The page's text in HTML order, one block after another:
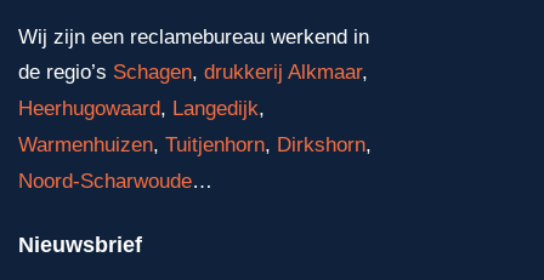
Wij zijn een reclamebureau werkend in
de regio’s Schagen, drukkerij Alkmaar,
Heerhugowaard, Langedijk,
Warmenhuizen, Tuitjenhorn, Dirkshorn,
Noord-Scharwoude…
Nieuwsbrief